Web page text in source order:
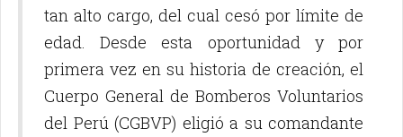
tan alto cargo, del cual cesó por límite de
edad. Desde esta oportunidad y por
primera vez en su historia de creación, el
Cuerpo General de Bomberos Voluntarios
del Perú (CGBVP) eligió a su comandante